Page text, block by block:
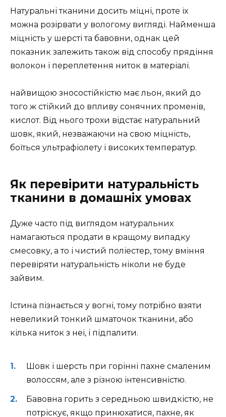
Натуральні тканини досить міцні, проте їх
можна розірвати у вологому вигляді. Найменша
міцність у шерсті та бавовни, однак цей
показник залежить також від способу прядіння
волокон і переплетення ниток в матеріалі.
найвищою зносостійкістю має льон, який до
того ж стійкий до впливу сонячних променів,
кислот. Від нього трохи відстає натуральний
шовк, який, незважаючи на свою міцність,
боїться ультрафіолету і високих температур.
Як перевірити натуральність
тканини в домашніх умовах
Дуже часто під виглядом натуральних
намагаються продати в кращому випадку
смесовку, а то і чистий поліестер, тому вміння
перевіряти натуральність ніколи не буде
зайвим.
Істина пізнається у вогні, тому потрібно взяти
невеликий тонкий шматочок тканини, або
кілька ниток з неї, і підпалити.
Шовк і шерсть при горінні пахне смаленим
волоссям, але з різною інтенсивністю.
Бавовна горить з середньою швидкістю, не
потріскує, якщо принюхатися, пахне, як